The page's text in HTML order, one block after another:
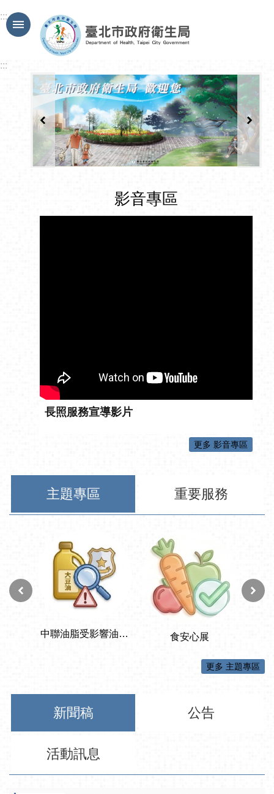
跳到主要內容區塊
:::
:::
影音專區
長照服務宣導影片
更多 影音專區
主題專區 重要服務
更多 主題專區
新聞稿 公告
活動訊息